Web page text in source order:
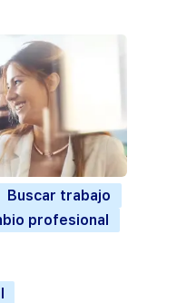
Buscar trabajo
profesional